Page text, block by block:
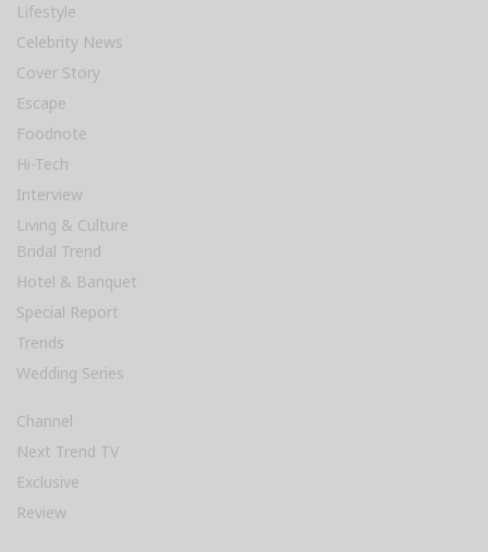
Lifestyle
Celebrity News
Cover Story
Escape
Foodnote
Hi-Tech
Interview
Living & Culture
Bridal Trend
Hotel & Banquet
Special Report
Trends
Wedding Series
Channel
Next Trend TV
Exclusive
Review